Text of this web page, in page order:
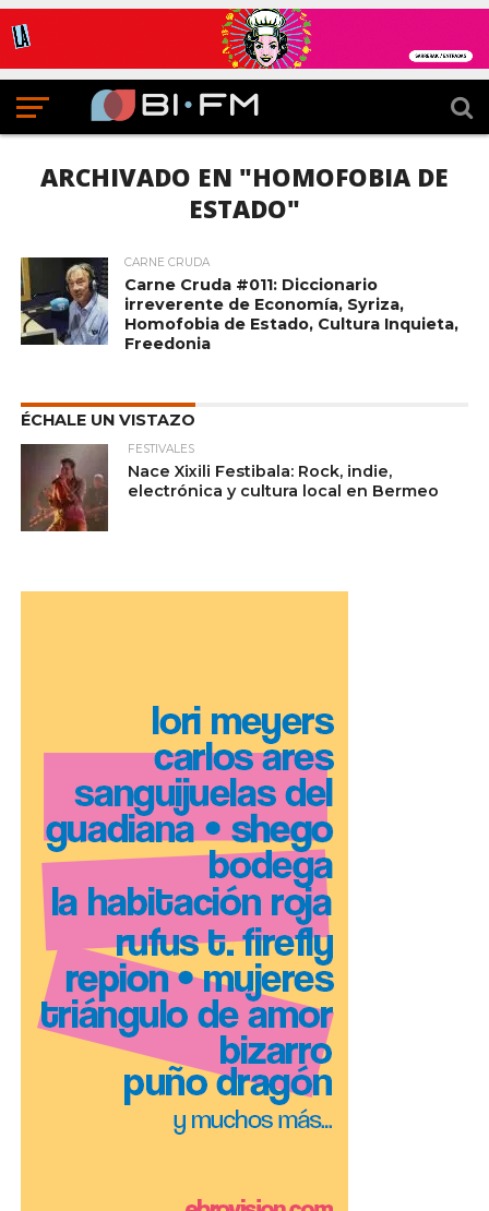
ARCHIVADO EN "HOMOFOBIA DE
ESTADO"
CARNE CRUDA
Carne Cruda #011: Diccionario
irreverente de Economía, Syriza,
Homofobia de Estado, Cultura Inquieta,
Freedonia
ÉCHALE UN VISTAZO
FESTIVALES
Nace Xixili Festibala: Rock, indie,
electrónica y cultura local en Bermeo